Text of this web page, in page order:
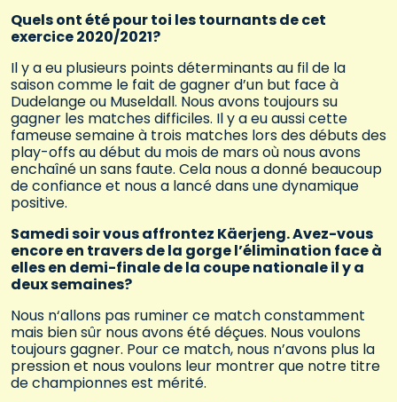
Quels ont été pour toi les tournants de cet
exercice 2020/2021?
Il y a eu plusieurs points déterminants au fil de la
saison comme le fait de gagner d’un but face à
Dudelange ou Museldall. Nous avons toujours su
gagner les matches difficiles. Il y a eu aussi cette
fameuse semaine à trois matches lors des débuts des
play-offs au début du mois de mars où nous avons
enchaîné un sans faute. Cela nous a donné beaucoup
de confiance et nous a lancé dans une dynamique
positive.
Samedi soir vous affrontez Käerjeng. Avez-vous
encore en travers de la gorge l’élimination face à
elles en demi-finale de la coupe nationale il y a
deux semaines?
Nous n‘allons pas ruminer ce match constamment
mais bien sûr nous avons été déçues. Nous voulons
toujours gagner. Pour ce match, nous n’avons plus la
pression et nous voulons leur montrer que notre titre
de championnes est mérité.